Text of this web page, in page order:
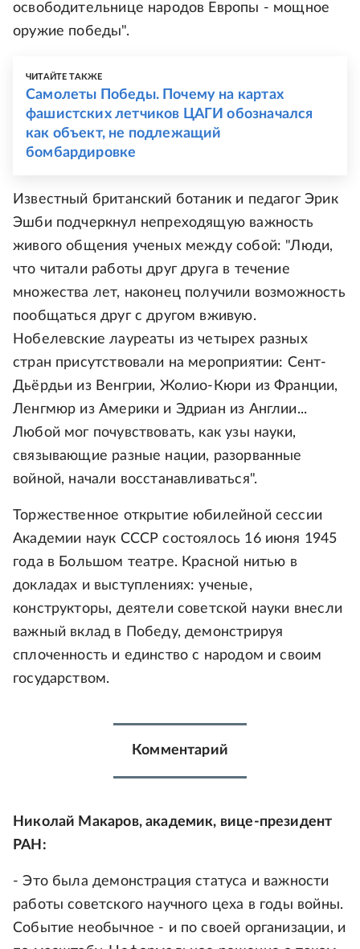
освободительнице народов Европы - мощное
оружие победы".
ЧИТАЙТЕ ТАКЖЕ
Самолеты Победы. Почему на картах
фашистских летчиков ЦАГИ обозначался
как объект, не подлежащий
бомбардировке
Известный британский ботаник и педагог Эрик
Эшби подчеркнул непреходящую важность
живого общения ученых между собой: "Люди,
что читали работы друг друга в течение
множества лет, наконец получили возможность
пообщаться друг с другом вживую.
Нобелевские лауреаты из четырех разных
стран присутствовали на мероприятии: Сент-
Дьёрдьи из Венгрии, Жолио-Кюри из Франции,
Ленгмюр из Америки и Эдриан из Англии...
Любой мог почувствовать, как узы науки,
связывающие разные нации, разорванные
войной, начали восстанавливаться".
Торжественное открытие юбилейной сессии
Академии наук СССР состоялось 16 июня 1945
года в Большом театре. Красной нитью в
докладах и выступлениях: ученые,
конструкторы, деятели советской науки внесли
важный вклад в Победу, демонстрируя
сплоченность и единство с народом и своим
государством.
Комментарий
Николай Макаров, академик, вице-президент
РАН:
- Это была демонстрация статуса и важности
работы советского научного цеха в годы войны.
Событие необычное - и по своей организации, и